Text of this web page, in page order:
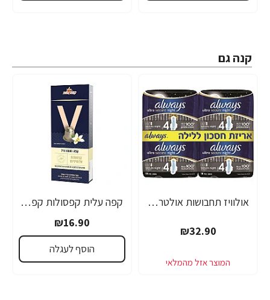
קנה גם
אולוויז תחבושות אולטרה עם כנפיים לילה בטוח 36 יחידות
₪32.90
קפה עלית קפסולות קפה V בטעם ניל - 10 יחידות
₪16.90
הוסף לעגלה